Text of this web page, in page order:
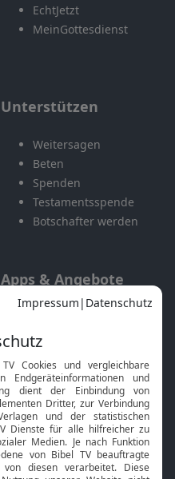
EchtJetzt
MeinGottesdienst
Unterstützen
Weitersagen
Beten
Spenden
Testamentsspende
Botschafter werden
Apps & Angebote
Mobile App
Smart TV
HbbTV
Bibelthek Online-Bibel
Nächster Gottesdienst